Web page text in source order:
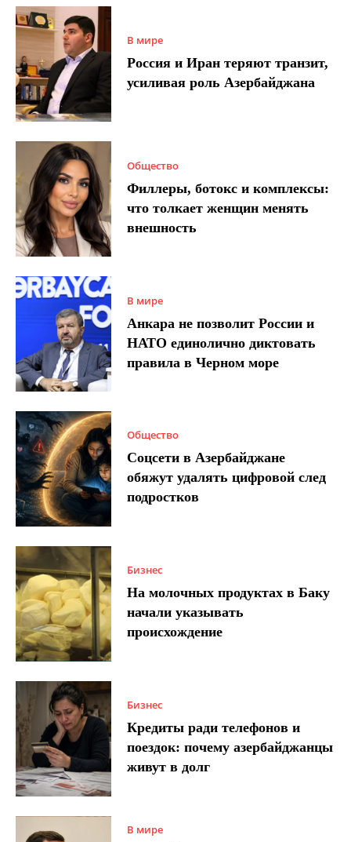
В мире
Россия и Иран теряют транзит,
усиливая роль Азербайджана
Общество
Филлеры, ботокс и комплексы:
что толкает женщин менять
внешность
В мире
Анкара не позволит России и
НАТО единолично диктовать
правила в Черном море
Общество
Соцсети в Азербайджане
обяжут удалять цифровой след
подростков
Бизнес
На молочных продуктах в Баку
начали указывать
происхождение
Бизнес
Кредиты ради телефонов и
поездок: почему азербайджанцы
живут в долг
В мире